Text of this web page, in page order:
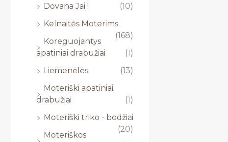
Dovana Jai !
(10)
Kelnaitės Moterims
(168)
Koreguojantys
apatiniai drabužiai
(1)
Liemenėlės
(13)
Moteriški apatiniai
drabužiai
(1)
Moteriški triko - bodžiai
(20)
Moteriškos